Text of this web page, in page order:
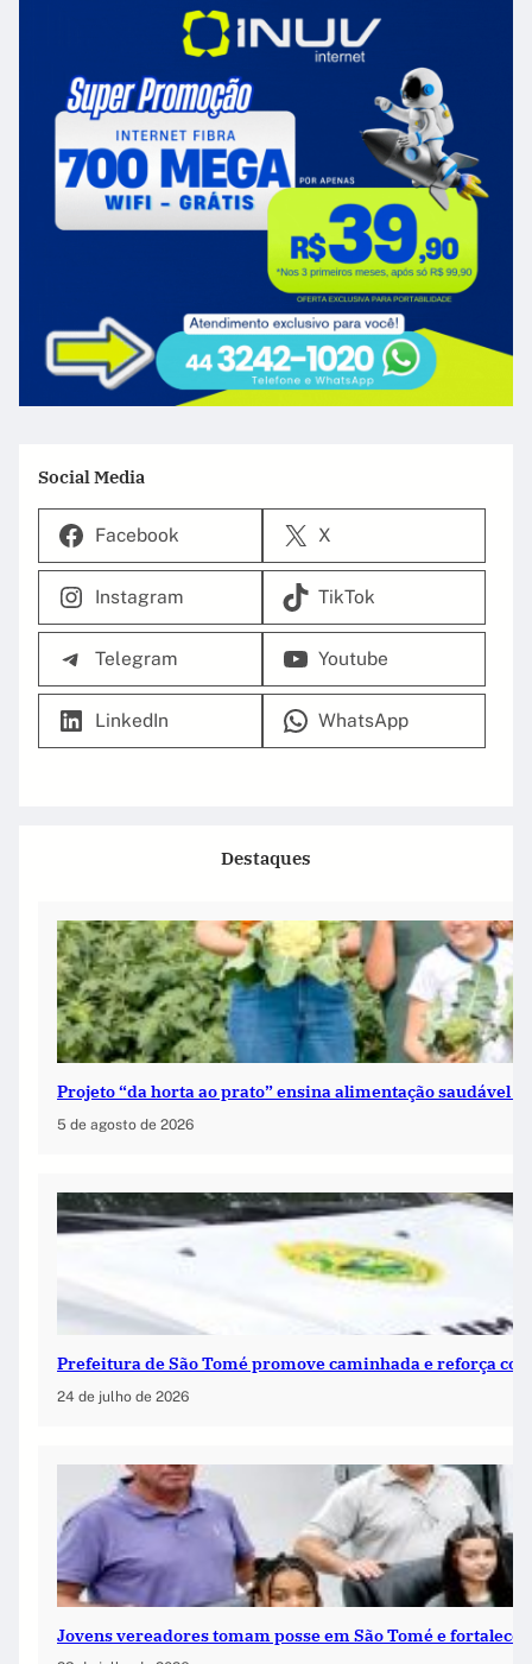
Social Media
Facebook X
Instagram TikTok
Telegram Youtube
LinkedIn WhatsApp
Destaques
Projeto “da horta ao prato” ensina alimentação saudável
5 de agosto de 2026
Prefeitura de São Tomé promove caminhada e reforça
24 de julho de 2026
Jovens vereadores tomam posse em São Tomé e